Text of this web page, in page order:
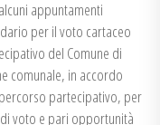
appuntamenti
per il voto cartaceo
del Comune di
comunale, in accordo
partecipativo, per
voto e pari opportunità